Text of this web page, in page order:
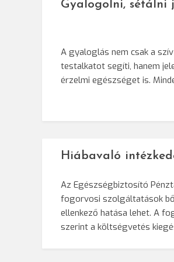
Gyalogolni, sétálni
A gyaloglás nem csak a
testalkatot segíti, hanem
érzelmi egészséget is.
Hiábavaló
Az Egészségbiztosító
fogorvosi szolgáltatások
ellenkező hatása lehet. A
szerint a költségvetés